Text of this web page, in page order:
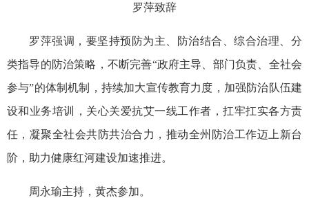
罗萍致辞
罗萍强调，要坚持预防为主、防治结合、综合治理、分
类指导的防治策略，不断完善“政府主导、部门负责、全社会
参与”的体制机制，持续加大宣传教育力度，加强防治队伍建
设和业务培训，关心关爱抗艾一线工作者，扛牢扛实各方责
任，凝聚全社会共防共治合力，推动全州防治工作迈上新台
阶，助力健康红河建设加速推进。
周永瑜主持，黄杰参加。